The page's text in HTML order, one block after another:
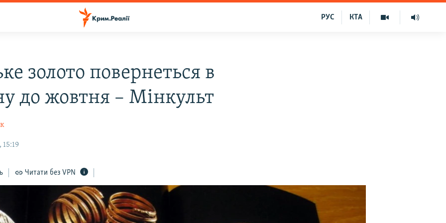
КТА
РУС
золото повернеться в
до жовтня – Мінкульт
15:19
Читати без VPN